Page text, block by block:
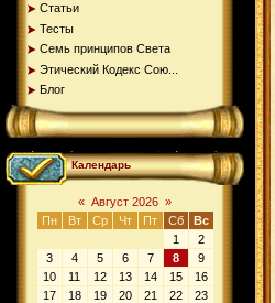
Статьи
Тесты
Семь принципов Света
Этический Кодекс Сою...
Блог
Календарь
« Август 2026 »
Пн
Вт Ср Чт Пт Сб
Вс
1
2
3
4 5 6 7 8
9
10
11 12 13 14 15
16
17
18 19 20 21 22
23